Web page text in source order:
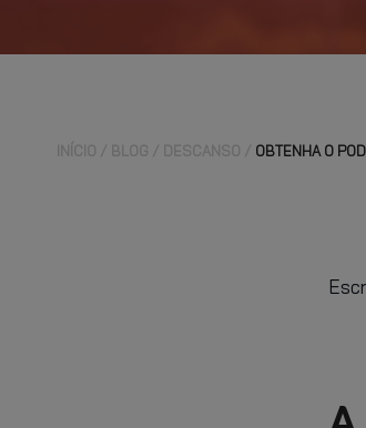
INÍCIO BLOG DESCANSO OBTENHA O